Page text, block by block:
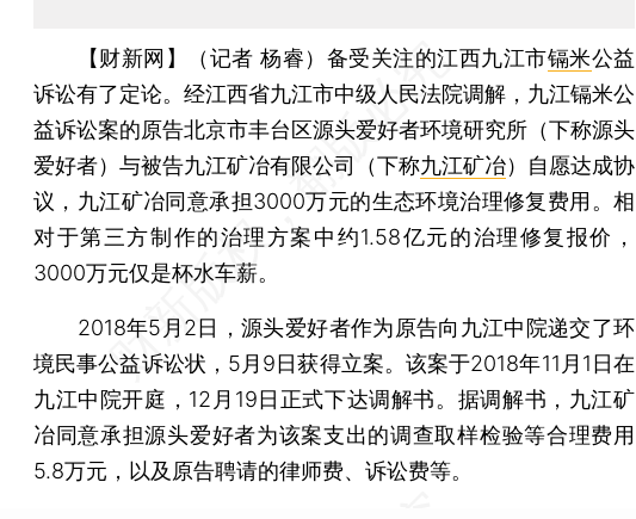
【财新网】（记者 杨睿） 备受关注的江西九江市镉米公益
诉讼有了定论。经江西省九江市中级人民法院调解，九江镉米公
益诉讼案的原告北京市丰台区源头爱好者环境研究所（下称源头
爱好者）与被告九江矿冶有限公司（下称九江矿冶）自愿达成协
议，九江矿冶同意承担3000万元的生态环境治理修复费用。相
对于第三方制作的治理方案中约1.58亿元的治理修复报价，
3000万元仅是杯水车薪。
2018年5月2日，源头爱好者作为原告向九江中院递交了环
境民事公益诉讼状，5月9日获得立案。该案于2018年11月1日在
九江中院开庭，12月19日正式下达调解书。据调解书，九江矿
冶同意承担源头爱好者为该案支出的调查取样检验等合理费用
5.8万元，以及原告聘请的律师费、诉讼费等。